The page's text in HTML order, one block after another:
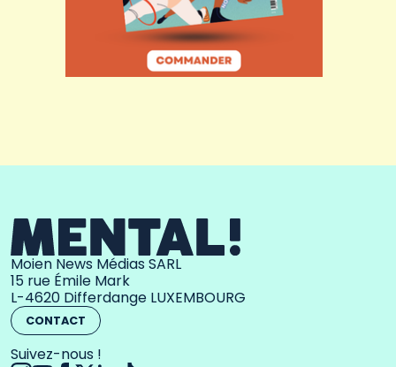
Moien News Médias SARL
15 rue Émile Mark
L-4620 Differdange LUXEMBOURG
CONTACT
Suivez-nous !